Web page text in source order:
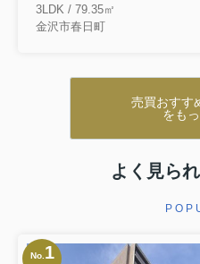
⭐︎金沢市マンシ
金沢市片町・香林坊エリアの
マンション＆土地＆戸建の査定
3LDK / 79.35㎡
金沢市春日町
売買おすす
をも
よく見ら
No. 1